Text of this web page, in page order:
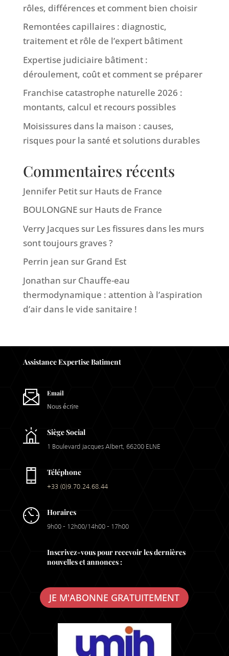
rôles, différences et comment bien choisir
Remontées capillaires : diagnostic,
traitement et rôle de l’expert bâtiment
Expertise judiciaire bâtiment :
déroulement, coût et comment se préparer
Franchise catastrophe naturelle 2026 :
montants, calcul et recours possibles
Moisissures dans la maison : causes,
risques pour la santé et solutions durables
Commentaires récents
Jennifer Petitsur Hauts de France
BOULONGNEsur Hauts de France
Verry Jacquessur Les fissures dans les murs
sont toujours graves ?
Perrin jean sur Grand Est
Jonathan sur Chauffe-eau
thermodynamique : attention à l’aspiration
d’air dans le vide sanitaire !
Assistance Expertise Batiment
Email
Nous écrire
Siège Social
1 Boulevard Jacques Albert, 66200 ELNE
Téléphone
+33 (0)9.70.24.68.44
Horaires
9h00 – 12h00/14h00 – 17h00
Inscrivez-vous pour recevoir les dernières
nouvelles et annonces :
JE M'ABONNE GRATUITEMENT